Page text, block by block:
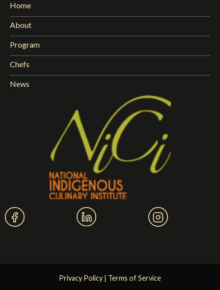
Home
About
Program
Chefs
News
Privacy Policy | Terms of Service